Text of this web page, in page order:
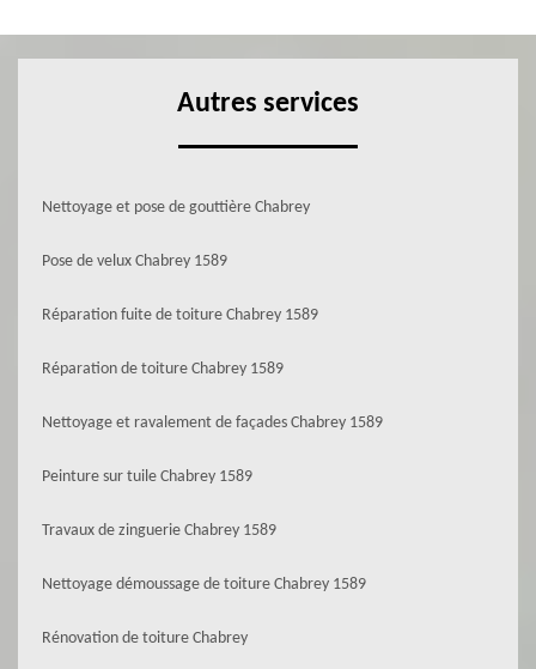
Autres services
Nettoyage et pose de gouttière Chabrey
Pose de velux Chabrey 1589
Réparation fuite de toiture Chabrey 1589
Réparation de toiture Chabrey 1589
Nettoyage et ravalement de façades Chabrey 1589
Peinture sur tuile Chabrey 1589
Travaux de zinguerie Chabrey 1589
Nettoyage démoussage de toiture Chabrey 1589
Rénovation de toiture Chabrey